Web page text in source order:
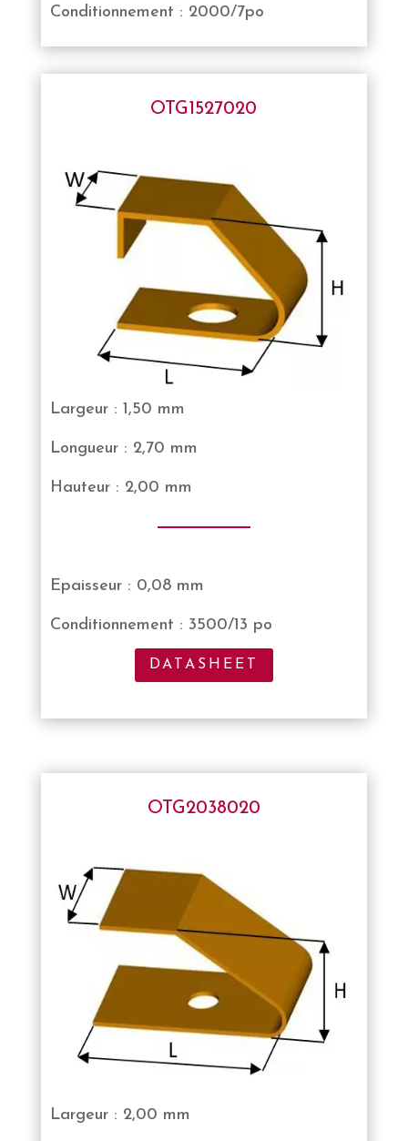
Conditionnement : 2000/7po
OTG1527020
Largeur : 1,50 mm
Longueur : 2,70 mm
Hauteur : 2,00 mm
Epaisseur : 0,08 mm
Conditionnement : 3500/13 po
DATASHEET
OTG2038020
Largeur : 2,00 mm